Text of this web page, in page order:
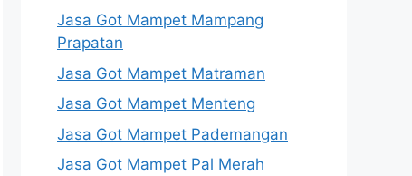
Jasa Got Mampet Mampang
Prapatan
Jasa Got Mampet Matraman
Jasa Got Mampet Menteng
Jasa Got Mampet Pademangan
Jasa Got Mampet Pal Merah